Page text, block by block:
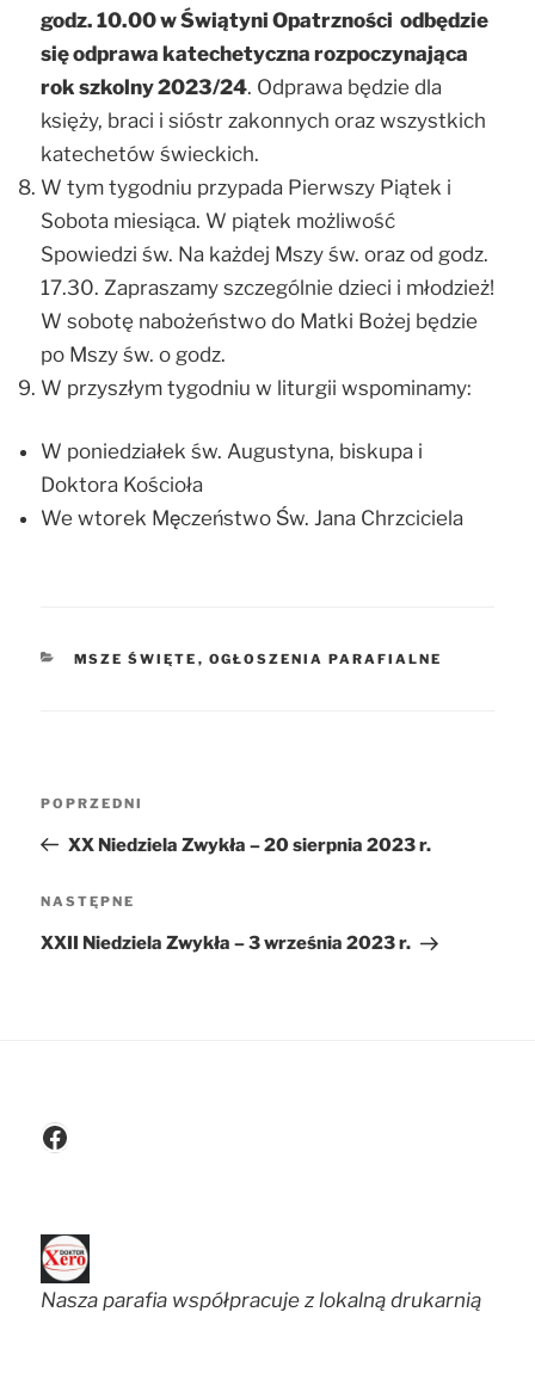
godz. 10.00 w Świątyni Opatrzności odbędzie
się odprawa katechetyczna rozpoczynająca
rok szkolny 2023/24. Odprawa będzie dla
księży, braci i sióstr zakonnych oraz wszystkich
katechetów świeckich.
W tym tygodniu przypada Pierwszy Piątek i
Sobota miesiąca. W piątek możliwość
Spowiedzi św. Na każdej Mszy św. oraz od godz.
17.30. Zapraszamy szczególnie dzieci i młodzież!
W sobotę nabożeństwo do Matki Bożej będzie
po Mszy św. o godz.
W przyszłym tygodniu w liturgii wspominamy:
W poniedziałek św. Augustyna, biskupa i
Doktora Kościoła
We wtorek Męczeństwo Św. Jana Chrzciciela
KATEGORIE
MSZE ŚWIĘTE , OGŁOSZENIA PARAFIALNE
Nawigacja
wpisu
Poprzedni
wpis
POPRZEDNI
XX Niedziela Zwykła – 20 sierpnia 2023 r.
Następny
wpis
NASTĘPNE
XXII Niedziela Zwykła – 3 września 2023 r.
Facebook
Nasza parafia współpracuje z lokalną drukarnią